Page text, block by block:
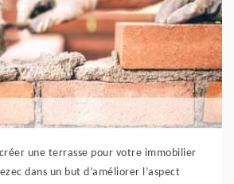
une terrasse pour votre immobilier
dans un but d’améliorer l’aspect